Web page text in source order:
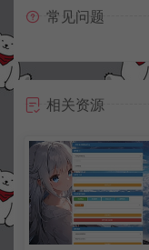
常见问题
相关资源